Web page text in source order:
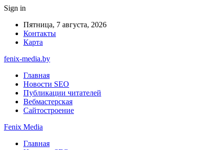
Sign in
Пятница, 7 августа, 2026
Контакты
Карта
fenix-media.by
Главная
Новости SEO
Публикации читателей
Вебмастерская
Сайтостроение
Fenix Media
Главная